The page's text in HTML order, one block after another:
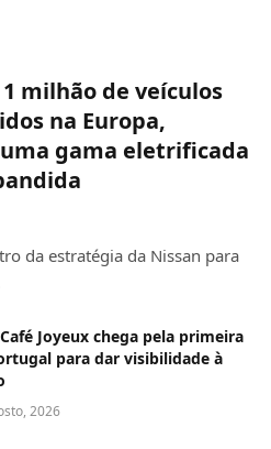
milhão de veículos
na Europa,
gama eletrificada
da estratégia da Nissan para
Joyeux chega pela primeira
para dar visibilidade à
2026